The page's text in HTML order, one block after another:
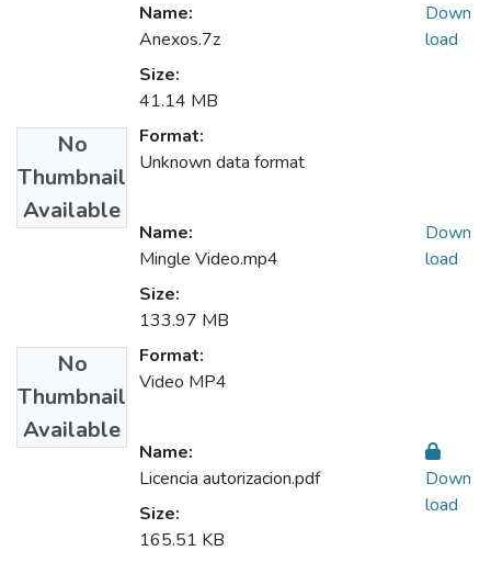
No
Thumbnail
Available
Name:
Anexos.7z
Size:
41.14 MB
Format:
Unknown data format
Down
load
No
Thumbnail
Available
Name:
Mingle Video.mp4
Size:
133.97 MB
Format:
Video MP4
Down
load
Name:
Licencia autorizacion.pdf
Size:
165.51 KB
Down
load